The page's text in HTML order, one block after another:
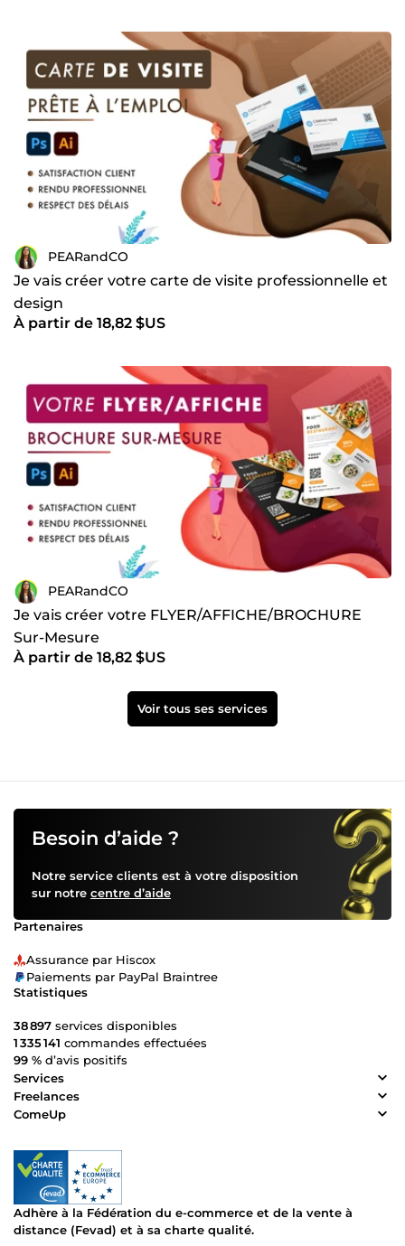
PEARandCO
Je vais créer votre carte de visite professionnelle et
design
À partir de 18,82 $US
PEARandCO
Je vais créer votre FLYER/AFFICHE/BROCHURE
Sur-Mesure
À partir de 18,82 $US
Voir tous ses services
Besoin d’aide ?
Notre service clients est à votre disposition
sur notre centre d’aide
Partenaires
Assurance par Hiscox
Paiements par PayPal Braintree
Statistiques
38 897 services disponibles
1 335 141 commandes effectuées
99 % d’avis positifs
Services
Freelances
ComeUp
Adhère à la Fédération du e-commerce et de la vente à
distance (Fevad) et à sa charte qualité.